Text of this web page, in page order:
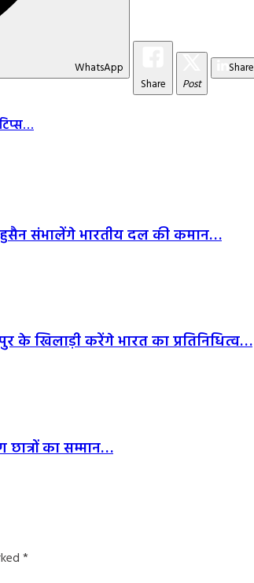
WhatsApp
Share
Post
Share
संभालेंगे भारतीय दल की कमान…
के खिलाड़ी करेंगे भारत का प्रतिनिधित्व…
छात्रों का सम्मान…
*